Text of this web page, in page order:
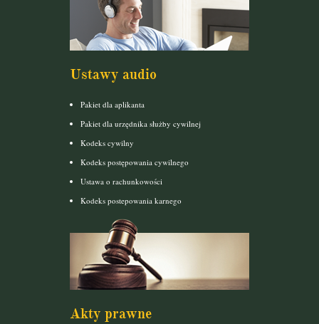
Ustawy audio
Pakiet dla aplikanta
Pakiet dla urzędnika służby cywilnej
Kodeks cywilny
Kodeks postępowania cywilnego
Ustawa o rachunkowości
Kodeks postepowania karnego
Akty prawne